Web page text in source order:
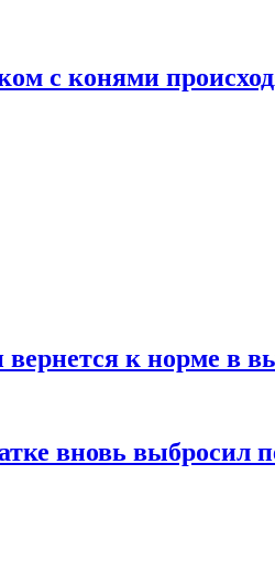
с конями
вернется к норме в
вновь выбросил